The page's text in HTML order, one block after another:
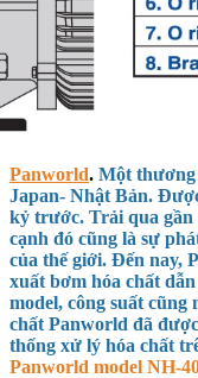
Panworld. Một thương
Japan- Nhật Bản.
kỷ trước. Trải qua gần
cạnh đó cũng là sự
của thế giới. Đến nay,
xuất bơm hóa chất
model, công suất
chất Panworld đã
thống xử lý hóa chất
Panworld model NH-